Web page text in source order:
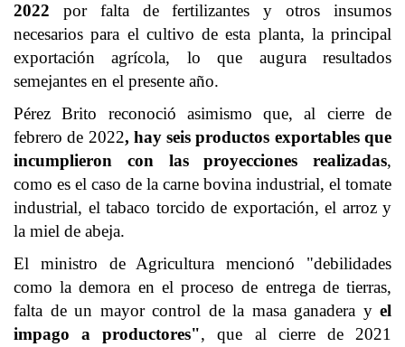
2022 por falta de fertilizantes y otros insumos
necesarios para el cultivo de esta planta, la principal
exportación agrícola, lo que augura resultados
semejantes en el presente año.
Pérez Brito reconoció asimismo que, al cierre de
febrero de 2022, hay seis productos exportablesque
incumplieron con las proyecciones realizadas,
como es el caso de la carne bovina industrial, el tomate
industrial, el tabaco torcido de exportación, el arroz y
la miel de abeja.
El ministro de Agricultura mencionó "debilidades
como la demora en el proceso de entrega de tierras,
falta de un mayor control de la masa ganadera y el
impago a productores", que al cierre de 2021